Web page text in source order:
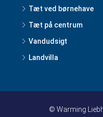
Tæt ved børnehave
Tæt på centrum
Vandudsigt
Landvilla
© Warming